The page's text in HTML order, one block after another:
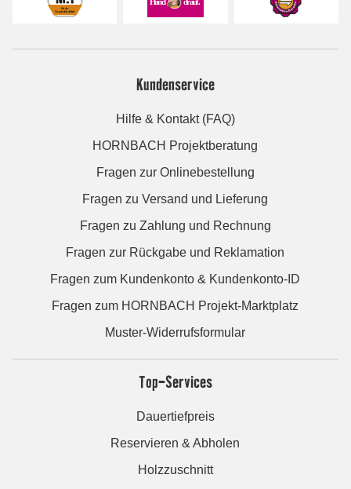
Kundenservice
Hilfe & Kontakt (FAQ)
HORNBACH Projektberatung
Fragen zur Onlinebestellung
Fragen zu Versand und Lieferung
Fragen zu Zahlung und Rechnung
Fragen zur Rückgabe und Reklamation
Fragen zum Kundenkonto & Kundenkonto-ID
Fragen zum HORNBACH Projekt-Marktplatz
Muster-Widerrufsformular
Top-Services
Dauertiefpreis
Reservieren & Abholen
Holzzuschnitt